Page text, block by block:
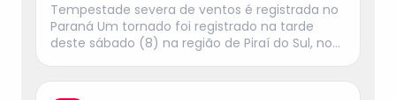
Tempestade severa de ventos é registrada no
Paraná Um tornado foi registrado na tarde
deste sábado (8) na região de Piraí do Sul, nos